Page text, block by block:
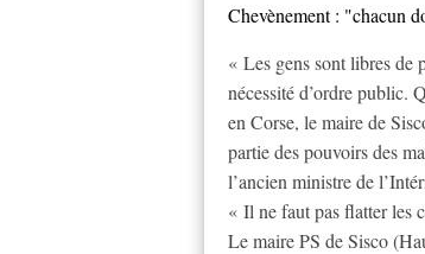
Chevènement : "chacun
« Les gens sont libres
nécessité d’ordre public.
en Corse, le maire de
partie des pouvoirs des
l’ancien ministre de
« Il ne faut pas flatter les
Le maire PS de Sisco